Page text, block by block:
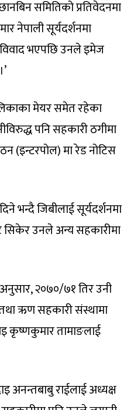
समितिको प्रतिवेदनमा
नेपाली सूर्यदर्शनमा
भएपछि उनले इमेज
मेयर समेत रहेका
पनि सहकारी ठगीमा
(इन्टरपोल) मा रेड नोटिस
भन्दै जिबीलाई सूर्यदर्शनमा
सिकेर उनले अन्य सहकारीमा
२०७०/७१ तिर उनी
ऋण सहकारी संस्थामा
कृष्णकुमार तामाङलाई
अनन्तबाबु राईलाई अध्यक्ष